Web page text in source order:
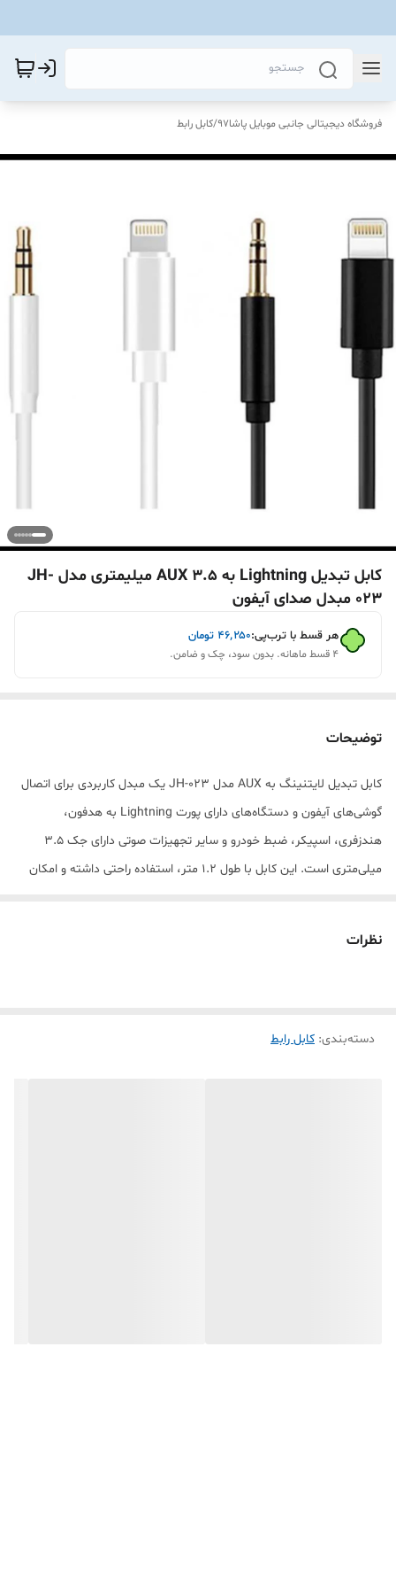
فروشگاه دیجیتالی جانبی موبایل پاشا97 /کابل رابط
کابل تبدیل Lightning به AUX 3.5 میلیمتری مدل JH-
023 مبدل صدای آیفون
هر قسط با ترب‌پی:۴۶٬۲۵۰ تومان
۴ قسط ماهانه. بدون سود، چک و ضامن.
توضیحات
کابل تبدیل لایتنینگ به AUX مدل JH-023 یک مبدل کاربردی برای اتصال
گوشی‌های آیفون و دستگاه‌های دارای پورت Lightning به هدفون،
هندزفری، اسپیکر، ضبط خودرو و سایر تجهیزات صوتی دارای جک 3.5
میلی‌متری است. این کابل با طول ۱.۲ متر، استفاده راحتی داشته و امکان
خودرو و سیستم‌های صوتی انتقال صدای استریو طراحی سبک و قابل حمل
نظرات
دسته‌بندی: کابل رابط